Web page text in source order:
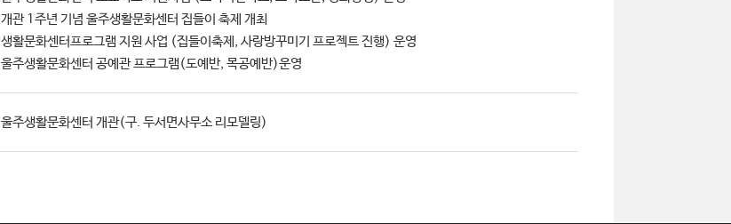
개관 1주년 기념 울주생활문화센터 집들이 축제 개최
생활문화센터프로그램 지원 사업 (집들이축제, 사랑방꾸미기 프로젝트 진행) 운영
울주생활문화센터 공예관 프로그램(도예반, 목공예반)운영
울주생활문화센터 개관(구. 두서면사무소 리모델링)